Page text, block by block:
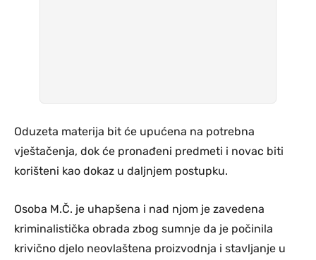
Oduzeta materija bit će upućena na potrebna
vještačenja, dok će pronađeni predmeti i novac biti
korišteni kao dokaz u daljnjem postupku.
Osoba M.Č. je uhapšena i nad njom je zavedena
kriminalistička obrada zbog sumnje da je počinila
krivično djelo neovlaštena proizvodnja i stavljanje u